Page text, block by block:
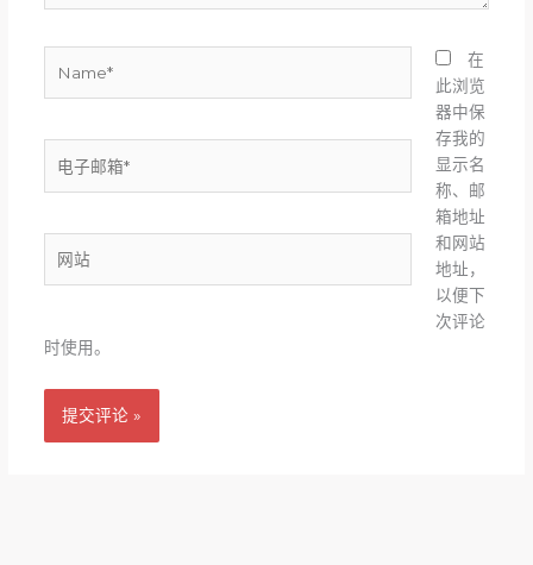
子
箱
站
在
此浏览
器中保
存我的
显示名
称、邮
箱地址
和网站
地址，
以便下
次评论
时使用。